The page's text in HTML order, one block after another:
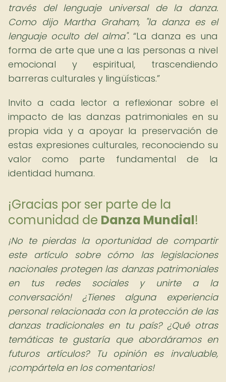
través del lenguaje universal de la danza.
Como dijo Martha Graham, "la danza es el
lenguaje oculto del alma".
La danza es una
forma de arte que une a las personas a nivel
emocional y espiritual, trascendiendo
barreras culturales y lingüísticas.
Invito a cada lector a reflexionar sobre el
impacto de las danzas patrimoniales en su
propia vida y a apoyar la preservación de
estas expresiones culturales, reconociendo su
valor como parte fundamental de la
identidad humana.
¡Gracias por ser parte de la
comunidad de Danza Mundial!
¡No te pierdas la oportunidad de compartir
este artículo sobre cómo las legislaciones
nacionales protegen las danzas patrimoniales
en tus redes sociales y unirte a la
conversación! ¿Tienes alguna experiencia
personal relacionada con la protección de las
danzas tradicionales en tu país? ¿Qué otras
temáticas te gustaría que abordáramos en
futuros artículos? Tu opinión es invaluable,
¡compártela en los comentarios!